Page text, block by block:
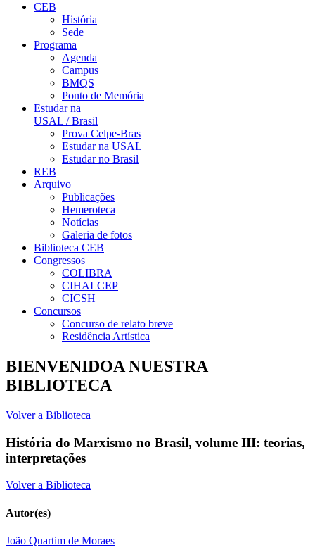
CEB
História
Sede
Programa
Agenda
Campus
BMQS
Ponto de Memória
Estudar na
USAL / Brasil
Prova Celpe-Bras
Estudar na USAL
Estudar no Brasil
REB
Arquivo
Publicações
Hemeroteca
Notícias
Galeria de fotos
Biblioteca CEB
Congressos
COLIBRA
CIHALCEP
CICSH
Concursos
Concurso de relato breve
Residência Artística
BIENVENIDOA NUESTRA
BIBLIOTECA
Volver a Biblioteca
História do Marxismo no Brasil, volume III: teorias,
interpretações
Volver a Biblioteca
Autor(es)
João Quartim de Moraes